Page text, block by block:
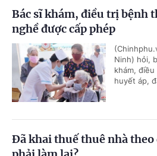
Bác sĩ khám, điều trị bệnh
nghề được cấp phép
Ninh) hỏi,
khám,
huyết áp,
Đã khai thuế thuê nhà theo